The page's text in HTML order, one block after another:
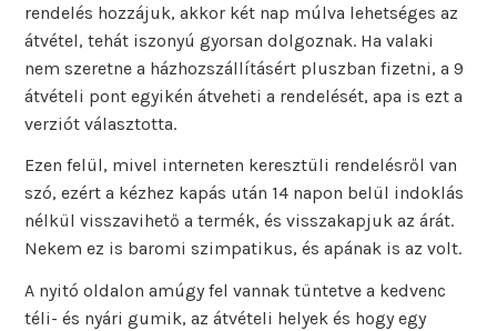
rendelés hozzájuk, akkor két nap múlva lehetséges az
átvétel, tehát iszonyú gyorsan dolgoznak. Ha valaki
nem szeretne a házhozszállításért pluszban fizetni, a 9
átvételi pont egyikén átveheti a rendelését, apa is ezt a
verziót választotta.
Ezen felül, mivel interneten keresztüli rendelésről van
szó, ezért a kézhez kapás után 14 napon belül indoklás
nélkül visszavihető a termék, és visszakapjuk az árát.
Nekem ez is baromi szimpatikus, és apának is az volt.
A nyitó oldalon amúgy fel vannak tüntetve a kedvenc
téli- és nyári gumik, az átvételi helyek és hogy egy